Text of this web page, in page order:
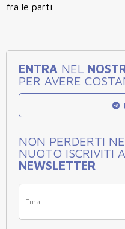
fra le parti.
ENTRA NEL
PER AVERE
NON PERDERTI
NUOTO ISCRIVITI
NEWSLETTER